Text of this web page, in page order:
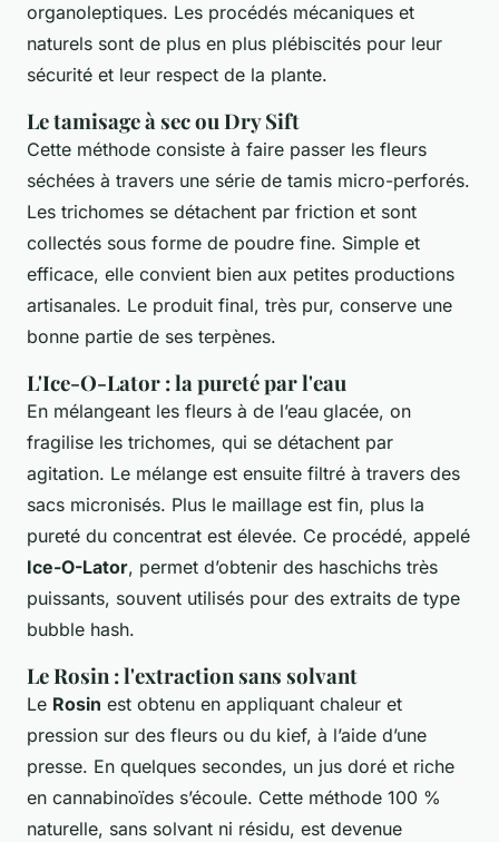
organoleptiques. Les procédés mécaniques et
naturels sont de plus en plus plébiscités pour leur
sécurité et leur respect de la plante.
Le tamisage à sec ou Dry Sift
Cette méthode consiste à faire passer les fleurs
séchées à travers une série de tamis micro-perforés.
Les trichomes se détachent par friction et sont
collectés sous forme de poudre fine. Simple et
efficace, elle convient bien aux petites productions
artisanales. Le produit final, très pur, conserve une
bonne partie de ses terpènes.
L'Ice-O-Lator : la pureté par l'eau
En mélangeant les fleurs à de l’eau glacée, on
fragilise les trichomes, qui se détachent par
agitation. Le mélange est ensuite filtré à travers des
sacs micronisés. Plus le maillage est fin, plus la
pureté du concentrat est élevée. Ce procédé, appelé
Ice-O-Lator, permet d’obtenir des haschichs très
puissants, souvent utilisés pour des extraits de type
bubble hash.
Le Rosin : l'extraction sans solvant
Le Rosin est obtenu en appliquant chaleur et
pression sur des fleurs ou du kief, à l’aide d’une
presse. En quelques secondes, un jus doré et riche
en cannabinoïdes s’écoule. Cette méthode 100 %
naturelle, sans solvant ni résidu, est devenue